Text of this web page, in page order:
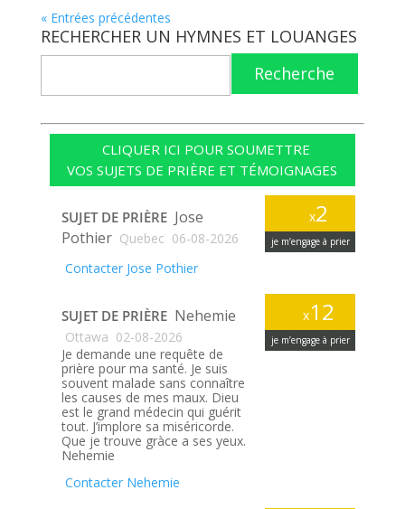
« Entrées précédentes
RECHERCHER UN HYMNES ET LOUANGES
Recherche
CLIQUER ICI POUR SOUMETTRE
VOS SUJETS DE PRIÈRE ET TÉMOIGNAGES
x2
je m’engage à prier
SUJET DE PRIÈRE Jose
Pothier Quebec 06-08-2026
Contacter Jose Pothier
x12
je m’engage à prier
SUJET DE PRIÈRE Nehemie
Ottawa 02-08-2026
Je demande une requête de
prière pour ma santé. Je suis
souvent malade sans connaître
les causes de mes maux. Dieu
est le grand médecin qui guérit
tout. J’implore sa miséricorde.
Que je trouve gràce a ses yeux.
Nehemie
Contacter Nehemie